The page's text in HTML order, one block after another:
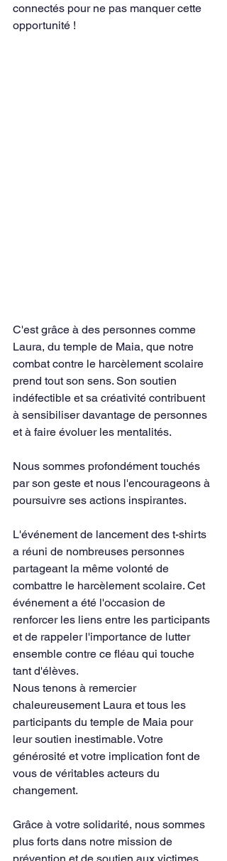
connectés pour ne pas manquer cette
opportunité !
C'est grâce à des personnes comme
Laura, du temple de Maia, que notre
combat contre le harcèlement scolaire
prend tout son sens. Son soutien
indéfectible et sa créativité contribuent
à sensibiliser davantage de personnes
et à faire évoluer les mentalités.
Nous sommes profondément touchés
par son geste et nous l'encourageons à
poursuivre ses actions inspirantes.
L'événement de lancement des t-shirts
a réuni de nombreuses personnes
partageant la même volonté de
combattre le harcèlement scolaire. Cet
événement a été l'occasion de
renforcer les liens entre les participants
et de rappeler l'importance de lutter
ensemble contre ce fléau qui touche
tant d'élèves.
Nous tenons à remercier
chaleureusement Laura et tous les
participants du temple de Maia pour
leur soutien inestimable. Votre
générosité et votre implication font de
vous de véritables acteurs du
changement.
Grâce à votre solidarité, nous sommes
plus forts dans notre mission de
prévention et de soutien aux victimes